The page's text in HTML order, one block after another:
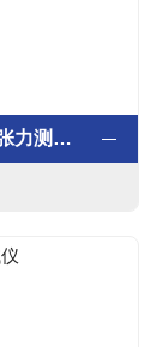
瑞士Tetko张力计/网版张力测试仪